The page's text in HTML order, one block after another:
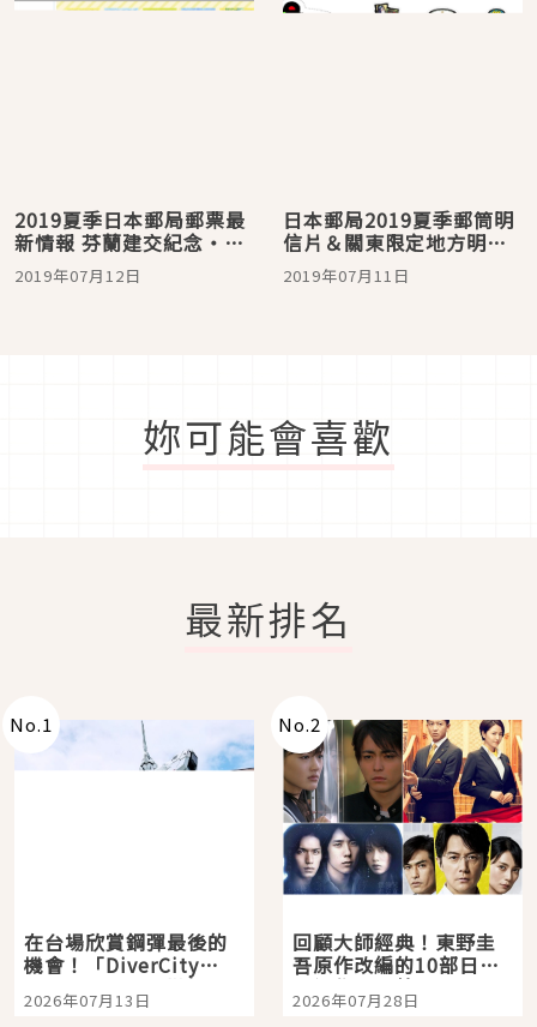
2019夏季日本郵局郵票最
新情報 芬蘭建交紀念・夏
日問候・書信之日
2019年07月12日
日本郵局2019夏季郵筒明
信片＆關東限定地方明信
片
2019年07月11日
妳可能會喜歡
最新排名
No.1
在台場欣賞鋼彈最後的
機會！「DiverCity
Tokyo Plaza」搭船、
購物、美食及夜景，一
2026年07月13日
No.2
回顧大師經典！東野圭
吾原作改編的10部日本
影視作品推薦
2026年07月28日